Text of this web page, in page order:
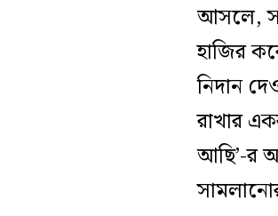
আসলে,
হাজির
নিদান
রাখার
আছি’-র